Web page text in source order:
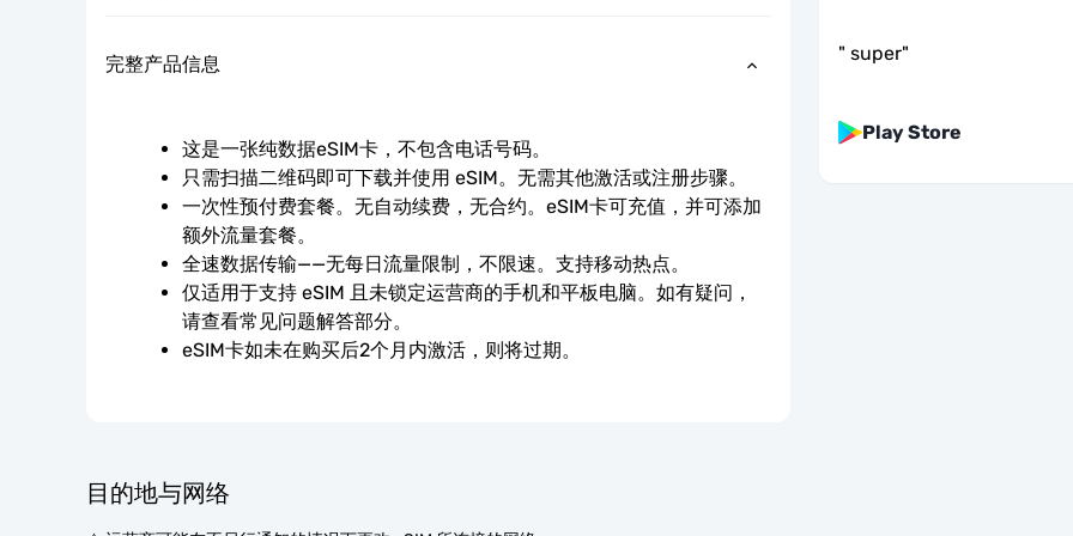
完整产品信息
这是一张纯数据eSIM卡，不包含电话号码。
只需扫描二维码即可下载并使用 eSIM。无需其他激活或注册步骤。
一次性预付费套餐。无自动续费，无合约。eSIM卡可充值，并可添加
额外流量套餐。
全速数据传输——无每日流量限制，不限速。支持移动热点。
仅适用于支持 eSIM 且未锁定运营商的手机和平板电脑。如有疑问，
请查看常见问题解答部分。
eSIM卡如未在购买后2个月内激活，则将过期。
目的地与网络
" super"
Play Store